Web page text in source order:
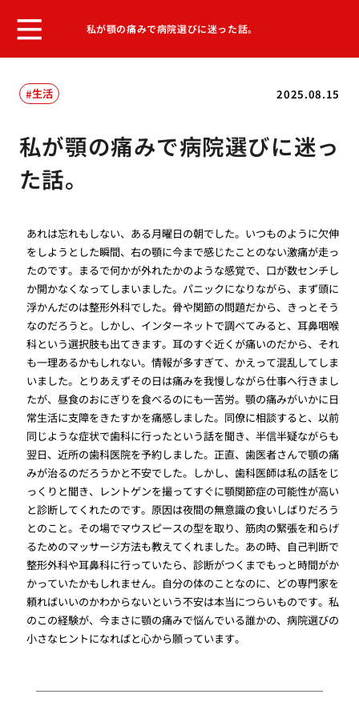
私が顎の痛みで病院選びに迷った話。
2025.08.15
生活
私が顎の痛みで病院選びに迷っ
た話。
あれは忘れもしない、ある月曜日の朝でした。いつものように欠伸
をしようとした瞬間、右の顎に今まで感じたことのない激痛が走っ
たのです。まるで何かが外れたかのような感覚で、口が数センチし
か開かなくなってしまいました。パニックになりながら、まず頭に
浮かんだのは整形外科でした。骨や関節の問題だから、きっとそう
なのだろうと。しかし、インターネットで調べてみると、耳鼻咽喉
科という選択肢も出てきます。耳のすぐ近くが痛いのだから、それ
も一理あるかもしれない。情報が多すぎて、かえって混乱してしま
いました。とりあえずその日は痛みを我慢しながら仕事へ行きまし
たが、昼食のおにぎりを食べるのにも一苦労。顎の痛みがいかに日
常生活に支障をきたすかを痛感しました。同僚に相談すると、以前
同じような症状で歯科に行ったという話を聞き、半信半疑ながらも
翌日、近所の歯科医院を予約しました。正直、歯医者さんで顎の痛
みが治るのだろうかと不安でした。しかし、歯科医師は私の話をじ
っくりと聞き、レントゲンを撮ってすぐに顎関節症の可能性が高い
と診断してくれたのです。原因は夜間の無意識の食いしばりだろう
とのこと。その場でマウスピースの型を取り、筋肉の緊張を和らげ
るためのマッサージ方法も教えてくれました。あの時、自己判断で
整形外科や耳鼻科に行っていたら、診断がつくまでもっと時間がか
かっていたかもしれません。自分の体のことなのに、どの専門家を
頼ればいいのかわからないという不安は本当につらいものです。私
のこの経験が、今まさに顎の痛みで悩んでいる誰かの、病院選びの
小さなヒントになればと心から願っています。